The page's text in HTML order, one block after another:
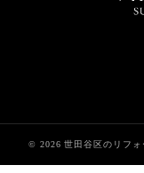
© 2026 世田谷区のリフ